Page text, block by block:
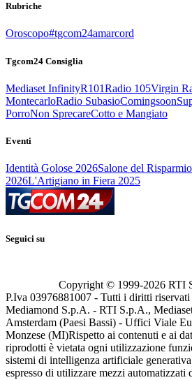
Rubriche
Oroscopo#tgcom24amarcord
Tgcom24 Consiglia
Mediaset InfinityR101Radio 105Virgin
MontecarloRadio SubasioComingsoon
PorroNon SprecareCotto e Mangiato
Eventi
Identità Golose 2026Salone del
2026L'Artigiano in Fiera 2025
Seguici su
Copyright © 1999-2026 RTI
P.Iva 03976881007 - Tutti i diritti
Mediamond S.p.A. - RTI S.p.A.,
Amsterdam (Paesi Bassi) - Uffici Viale
Monzese (MI)Rispetto ai contenuti e ai
riprodotti è vietata ogni utilizzazione
sistemi di intelligenza artificiale
espresso di utilizzare mezzi automatizzati